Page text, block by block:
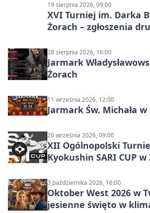
19 sierpnia 2026, 09:00
XVI Turniej im. Darka
Żorach – zgłoszenia
28 sierpnia 2026, 16:00
Jarmark
Żorach
11 września 2026, 12:00
Jarmark Św. Michała
26 września 2026, 09:00
XII Ogólnopolski
Kyokushin SARI CUP w
3 października 2026, 16:00
Oktober West 2026 w
jesienne święto w